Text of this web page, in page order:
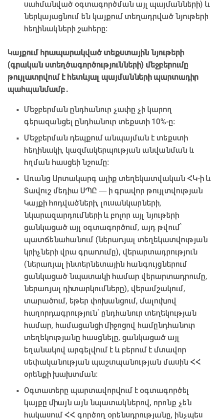
սահմանված օգտագործման այլ պայմանների) և
ներկայացնում են կայքում տեղադրված նյութերի
հեղինակների շահերը:
Կայքում հրապարակված տեքստային նյութերի
(գրական ստեղծագործությունների) մեջբերումը
թույլատրվում է հետևյալ պայմանների պարտադիր
պահպանմամբ․
Մեջբերման ընդհանուր չափը չի կարող
գերազանցել ընդհանուր տեքստի 10%-ը։
Մեջբերման դեպքում անպայման է տեքստի
հեղինակի, կազմակերպության անվանման և
հղման հասցեի նշումը։
Առանց Արտակարգ ալիք տեղեկատվական ՀԿ-ի և
Տավուշ մեդիա ՍՊԸ — ի գրավոր թույլտվության
Կայքի հոդվածների, լուսանկարների,
նկարազարդումների և բոլոր այլ նյութերի
ցանկացած այլ օգտագործում, այդ թվում՝
պատճենահանում (ներառյալ տեղեկատվության
կրիչների վրա գրառումը), վերարտադրություն
(ներառյալ ինտերնետային հանգույցներում
ցանկացած նպատակի համար վերարտադրումը,
ներառյալ դիտարկումները), վերամշակում,
տարածում, եթեր փոխանցում, մալուխով
հաղորդագրություն՝ ընդհանուր տեղեկության
համար, համացանցի միջոցով համընդհանուր
տեղեկությանը հասցնելը, ցանկացած այլ
եղանակով արգելվում է և բերում է մտավոր
սեփականության պաշտպանության մասին ՀՀ
օրենքի խախտման։
Օգտատերը պարտավորվում է օգտագործել
կայքը միայն այն նպատակներով, որոնք չեն
հակասում ՀՀ գործող օրենսդրությանը, ինչպես